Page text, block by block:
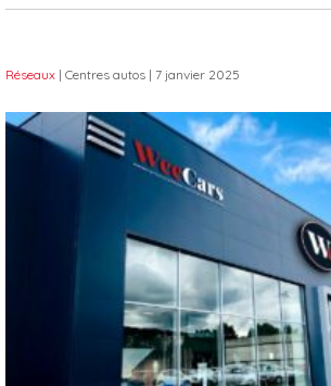
Réseaux | Centres autos | 7 janvier 2025